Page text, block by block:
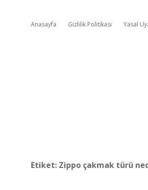
Anasayfa Gizlilik Politikası Yasal
Etiket: Zippo çakmak türü